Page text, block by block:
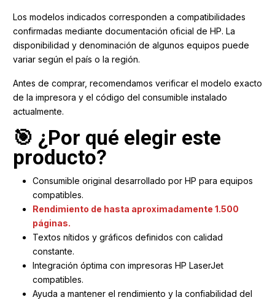
Los modelos indicados corresponden a compatibilidades
confirmadas mediante documentación oficial de HP. La
disponibilidad y denominación de algunos equipos puede
variar según el país o la región.
Antes de comprar, recomendamos verificar el modelo exacto
de la impresora y el código del consumible instalado
actualmente.
🎯 ¿Por qué elegir este
producto?
Consumible original desarrollado por HP para equipos
compatibles.
Rendimiento de hasta aproximadamente 1.500
páginas.
Textos nítidos y gráficos definidos con calidad
constante.
Integración óptima con impresoras HP LaserJet
compatibles.
Ayuda a mantener el rendimiento y la confiabilidad del